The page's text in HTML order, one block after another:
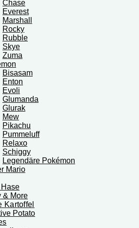
Chase
Everest
Marshall
Rocky
Rubble
Skye
Zuma
Bisasam
Enton
Evoli
Glumanda
Glurak
Mew
Pikachu
Pummeluff
Relaxo
Schiggy
Legendäre Pokémon
Mario
Hase
& More
Kartoffel
Potato